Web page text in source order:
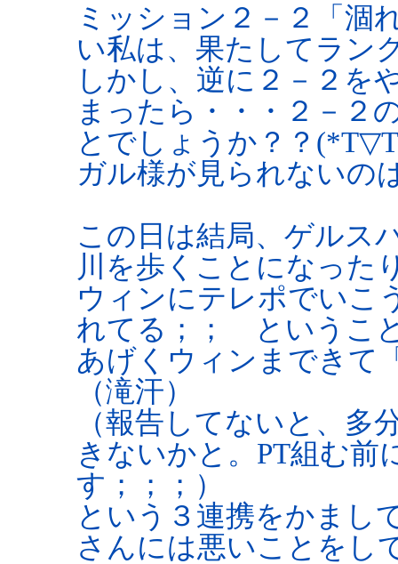
ミッション２－２「涸
い私は、果たしてラン
しかし、逆に２－２を
まったら・・・２－２
とでしょうか？？
ガル様が見られないの
この日は結局、ゲルス
川を歩くことになった
ウィンにテレポでい
れてる；； というこ
あげくウィンまできて
（滝汗）
（報告してないと、多
きないかと。PT組む前
す；；；）
という３連携をかまし
さんには悪いことをし